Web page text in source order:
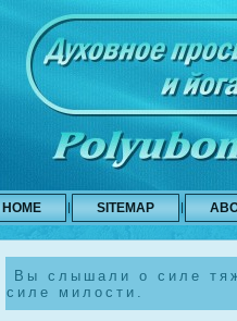
HOME SITEMAP
Вы слышали о силе
силе милости.